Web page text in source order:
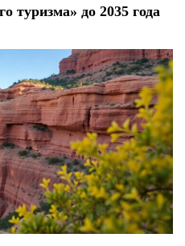
туризма» до 2035 года